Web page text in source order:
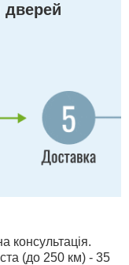
дверей
консультація.
(до 250 км) - 35